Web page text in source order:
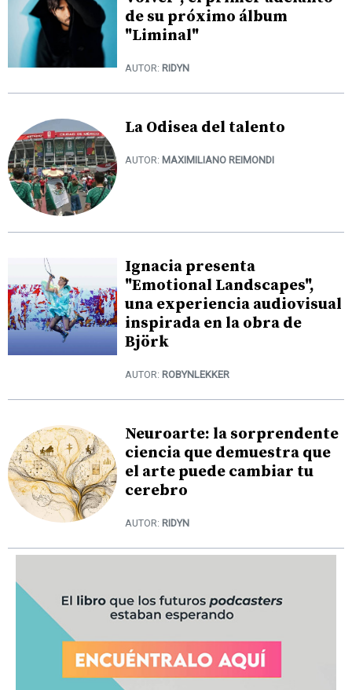
de su próximo álbum
"Liminal"
AUTOR: RIDYN
La Odisea del talento
AUTOR: MAXIMILIANO REIMONDI
Ignacia presenta
"Emotional Landscapes",
una experiencia audiovisual
inspirada en la obra de
Björk
AUTOR: ROBYNLEKKER
Neuroarte: la sorprendente
ciencia que demuestra que
el arte puede cambiar tu
cerebro
AUTOR: RIDYN